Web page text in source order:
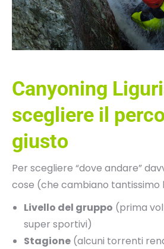
Canyoning
scegliere il
giusto
Per scegliere “dove andare”
cose (che cambiano tantissimo
Livello del gruppo (prima
super sportivi)
Stagione (alcuni torrenti